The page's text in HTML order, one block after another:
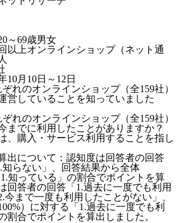
～69歳男女
ラインショップ（ネット通
10月10日～12日
れのオンラインショップ（全159社）
営していることを知っていました
ンラインショップ（全159社）
までに利用したことがありますか？
、購入・サービス利用することを指し
出について：認知度は回答者の回答
知らない」、回答結果から全体
1.知っている」の割合でポイントを算
回答者の回答「1.過去に一度でも利用
今まで一度も利用したことがない」、
）に対する「1.過去に一度でも利
割合でポイントを算出しました。